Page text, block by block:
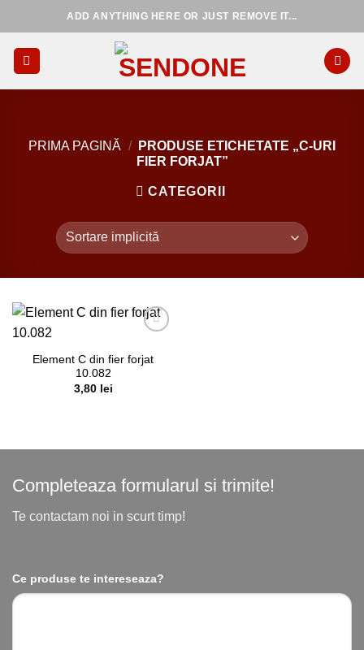
to
content
ADD ANYTHING HERE OR JUST REMOVE IT...
PRIMA PAGINĂ /
PRODUSE ETICHETATE „C-URI
FIER FORJAT”
CATEGORII
Element C din fier forjat
10.082
3,80 lei
Completeaza formularul si trimite!
Te contactam noi in scurt timp!
Ce produse te intereseaza?